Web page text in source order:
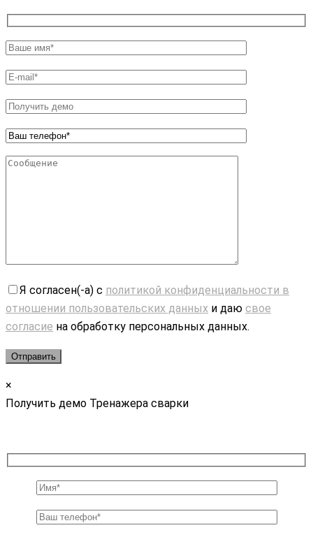
Я согласен(-а) с политикой конфиденциальности в
отношении пользовательских данных и даю свое
согласие на обработку персональных данных.
×
Получить демо Тренажера сварки